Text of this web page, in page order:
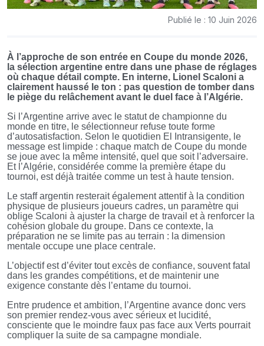
Publié le : 10 Juin 2026
À l’approche de son entrée en Coupe du monde 2026,
la sélection argentine entre dans une phase de réglages
où chaque détail compte. En interne, Lionel Scaloni a
clairement haussé le ton : pas question de tomber dans
le piège du relâchement avant le duel face à l’Algérie.
Si l’Argentine arrive avec le statut de championne du
monde en titre, le sélectionneur refuse toute forme
d’autosatisfaction. Selon le quotidien El Intransigente, le
message est limpide : chaque match de Coupe du monde
se joue avec la même intensité, quel que soit l’adversaire.
Et l’Algérie, considérée comme la première étape du
tournoi, est déjà traitée comme un test à haute tension.
Le staff argentin resterait également attentif à la condition
physique de plusieurs joueurs cadres, un paramètre qui
oblige Scaloni à ajuster la charge de travail et à renforcer la
cohésion globale du groupe. Dans ce contexte, la
préparation ne se limite pas au terrain : la dimension
mentale occupe une place centrale.
L’objectif est d’éviter tout excès de confiance, souvent fatal
dans les grandes compétitions, et de maintenir une
exigence constante dès l’entame du tournoi.
Entre prudence et ambition, l’Argentine avance donc vers
son premier rendez-vous avec sérieux et lucidité,
consciente que le moindre faux pas face aux Verts pourrait
compliquer la suite de sa campagne mondiale.